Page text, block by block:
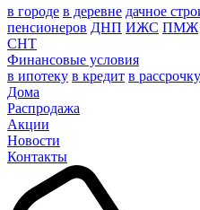
в городе в деревне дачное
пенсионеров ДНП ИЖС ПМЖ
СНТ
Финансовые условия
в ипотеку в кредит в рассрочку
Дома
Распродажа
Акции
Новости
Контакты